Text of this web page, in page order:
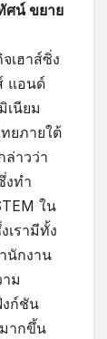
ศน์ ขยาย
เฮาส์ซิ่ง
แอนด์
เนียม
ยภายใต้
าวว่า
งทำ
ใน
เรามีทั้ง
นักงาน
ม
ก์ชัน
ากขึ้น